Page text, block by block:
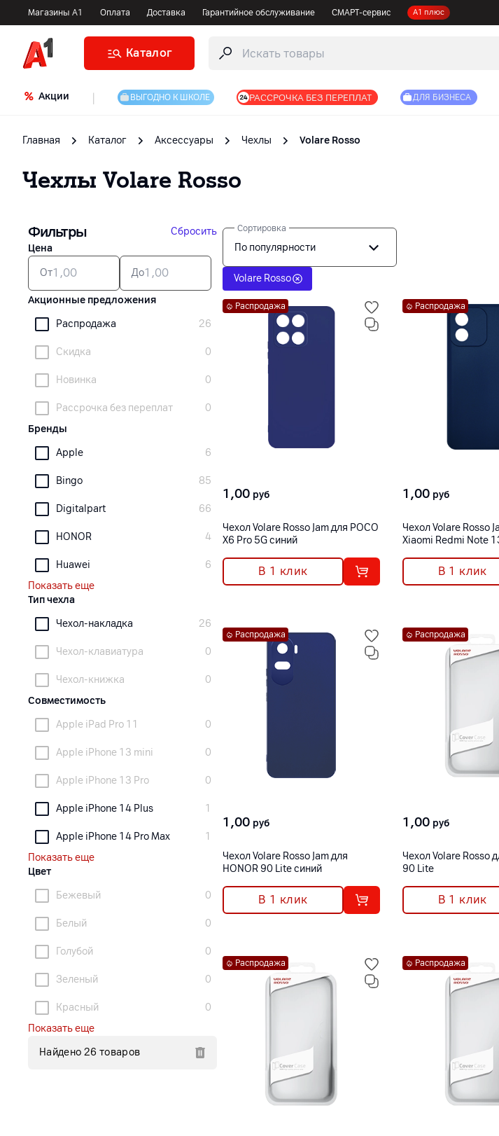
Магазины А1 Оплата Доставка Гарантийное обслуживание СМАРТ-сервис А1 плюс
Каталог
Акции ВЫГОДНО К ШКОЛЕ РАССРОЧКА БЕЗ ПЕРЕПЛАТ ДЛЯ БИЗНЕСА
Главная Каталог Аксессуары Чехлы Volare Rosso
Чехлы Volare Rosso
Фильтры
Сбросить
Цена
От До
Акционные предложения
Распродажа
26
Скидка 0
Новинка 0
Рассрочка без переплат
0
Бренды
Apple
6
Bingo 85
Digitalpart 66
HONOR 4
Huawei
6
Показать еще
Тип чехла
Чехол-накладка
26
Чехол-клавиатура 0
Чехол-книжка
0
Совместимость
Apple iPad Pro 11
0
Apple iPhone 13 mini 0
Apple iPhone 13 Pro 0
Apple iPhone 14 Plus 1
Apple iPhone 14 Pro Max
1
Показать еще
Цвет
Бежевый
0
Белый 0
Голубой 0
Зеленый 0
Красный
0
Показать еще
Найдено 26 товаров
Сортировка
По популярности
Volare Rosso
Распродажа
1,00 руб
Чехол Volare Rosso Jam для POCO
X6 Pro 5G синий
В 1 клик
Распродажа
1,00 руб
Чехол Volare Rosso
Xiaomi Redmi Note
В 1 клик
Распродажа
1,00 руб
Чехол Volare Rosso Jam для
HONOR 90 Lite синий
В 1 клик
Распродажа
1,00 руб
Чехол Volare Rosso
90 Lite
В 1 клик
Распродажа Распродажа